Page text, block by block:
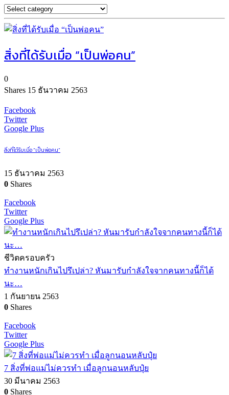
สิ่งที่ได้รับเมื่อ “เป็นพ่อคน”
0
Shares 15 ธันวาคม 2563
Facebook
Twitter
Google Plus
สิ่งที่ได้รับเมื่อ “เป็นพ่อคน”
15 ธันวาคม 2563
0 Shares
Facebook
Twitter
Google Plus
ชีวิตครอบครัว
ทำงานหนักเกินไปรึเปล่า? หันมารับกำลังใจจากคนทางนี้ก็ได้
นะ…
1 กันยายน 2563
0 Shares
Facebook
Twitter
Google Plus
7 สิ่งที่พ่อแม่ไม่ควรทำ เมื่อลูกนอนหลับปุ๋ย
30 มีนาคม 2563
0 Shares